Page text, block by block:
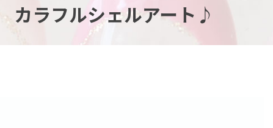
カラフルシェルアート♪